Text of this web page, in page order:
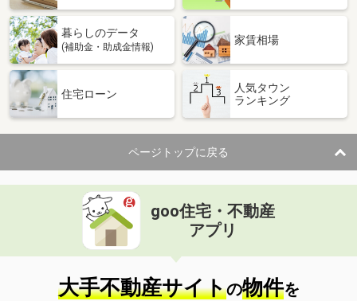
暮らしのデータ
(補助金・助成金情報)
家賃相場
住宅ローン
人気タウン
ランキング
ページトップに戻る
goo住宅・不動産
アプリ
大手不動産サイトの物件を